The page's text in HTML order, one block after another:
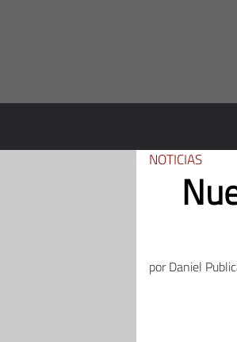
NOTICIAS
porDaniel